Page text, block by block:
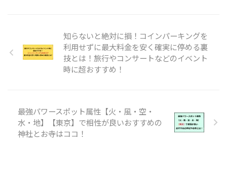
知らないと絶対に損！コインパーキングを
利用せずに最大料金を安く確実に停める裏
技とは！旅行やコンサートなどのイベント
時に超おすすめ！
最強パワースポット属性【火・風・空・
水・地】【東京】で相性が良いおすすめの
神社とお寺はココ！